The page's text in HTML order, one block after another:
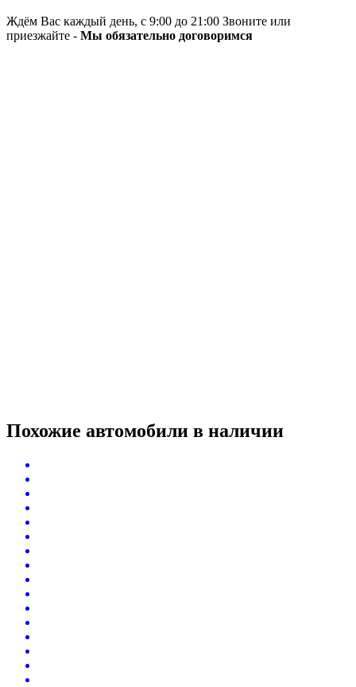
Ждём Вас каждый день, с 9:00 до 21:00 Звоните или
приезжайте - Мы обязательно договоримся
Похожие автомобили в наличии